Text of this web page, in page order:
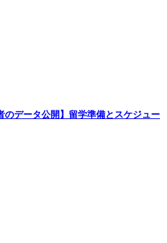
のデータ公開】留学準備とスケジュー